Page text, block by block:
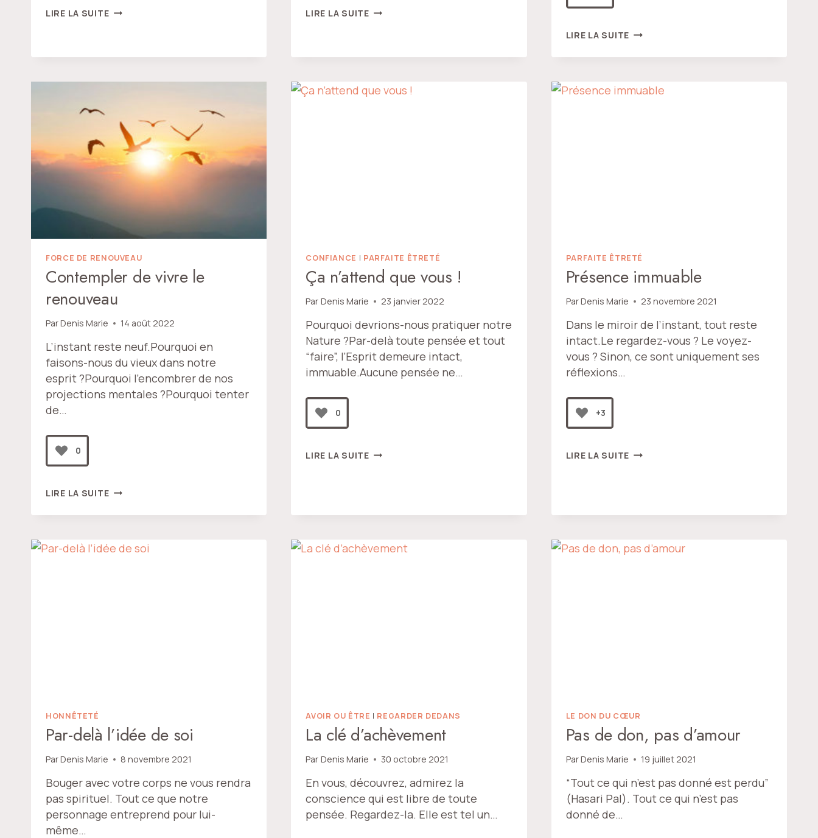
LIRE LA SUITELÂCHER
LIRE LA SUITEMON
LIRE LA SUITE NOTRE
ABSOLUE
ABSOLUE
FORCE DE RENOUVEAU
Contempler de vivre le
renouveau
ParDenis Marie 14 août 2022
L’instant reste neuf.Pourquoi en
faisons-nous du vieux dans notre
esprit ?Pourquoi l’encombrer de nos
projections mentales ?Pourquoi tenter
de…
0
LIRE LA SUITECONTEMPLER
VIVRE
RENOUVEAU
CONFIANCE | PARFAITE ÊTRETÉ
Ça n’attend que vous !
Par Denis Marie 23 janvier 2022
Pourquoi devrions-nous pratiquer notre
Nature ?Par-delà toute pensée et tout
“faire”, l’Esprit demeure intact,
immuable.Aucune pensée ne…
0
LIRE LA SUITEÇA
PARFAITE ÊTRETÉ
Présence immuable
ParDenis Marie 23 novembre 2021
Dans le miroir de l’instant, tout reste
intact.Le regardez-vous ? Le voyez-
vous ? Sinon, ce sont uniquement ses
réflexions…
+3
LIRE LA SUITE PRÉSENCE
HONNÊTETÉ
Par-delà l’idée de soi
ParDenis Marie 8 novembre 2021
Bouger avec votre corps ne vous rendra
pas spirituel. Tout ce que notre
personnage entreprend pour lui-
même…
AVOIR OU ÊTRE | REGARDER DEDANS
La clé d’achèvement
Par Denis Marie 30 octobre 2021
En vous, découvrez, admirez la
conscience qui est libre de toute
pensée. Regardez-la. Elle est tel un…
LE DON DU CŒUR
Pas de don, pas d’amour
ParDenis Marie 19 juillet 2021
“Tout ce qui n’est pas donné est perdu”
(Hasari Pal). Tout ce qui n’est pas
donné de…